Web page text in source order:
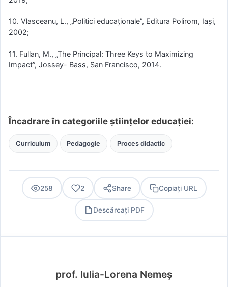
10. Vlasceanu, L., „Politici educaționale”, Editura Polirom, Iași,
2002;
11. Fullan, M., „The Principal: Three Keys to Maximizing
Impact”, Jossey- Bass, San Francisco, 2014.
Încadrare în categoriile științelor educației:
Curriculum Pedagogie Proces didactic
258 2 Share Copiați URL
Descărcați PDF
prof. Iulia-Lorena Nemeș